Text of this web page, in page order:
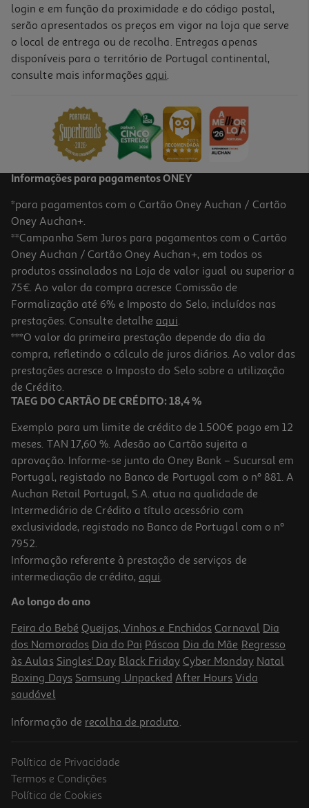
Ração Cão Medium Puppy Advance :frango/ Arroz 12 Kg
59,99 €
Ração Para Cão Médio Senior Advance Com Frango E Arroz 3kg
8.33 €/Kg
24,99 €
Ração Cão Mini Pro Plan Grain Free Peru Digestão Sensível 2.5kg
9.96 €/Kg
24,90 €
login e em função da proximidade e do código postal,
serão apresentados os preços em vigor na loja que serve
o local de entrega ou de recolha. Entregas apenas
disponíveis para o território de Portugal continental,
consulte mais informações aqui.
Informações para pagamentos ONEY
*para pagamentos com o Cartão Oney Auchan / Cartão
Oney Auchan+.
**Campanha Sem Juros para pagamentos com o Cartão
Oney Auchan / Cartão Oney Auchan+, em todos os
produtos assinalados na Loja de valor igual ou superior a
75€. Ao valor da compra acresce Comissão de
Formalização até 6% e Imposto do Selo, incluídos nas
prestações. Consulte detalhe aqui.
***O valor da primeira prestação depende do dia da
compra, refletindo o cálculo de juros diários. Ao valor das
prestações acresce o Imposto do Selo sobre a utilização
de Crédito.
TAEG DO CARTÃO DE CRÉDITO: 18,4 %
Exemplo para um limite de crédito de 1.500€ pago em 12
meses. TAN 17,60 %. Adesão ao Cartão sujeita a
aprovação. Informe-se junto do Oney Bank – Sucursal em
Portugal, registado no Banco de Portugal com o nº 881. A
Auchan Retail Portugal, S.A. atua na qualidade de
Intermediário de Crédito a título acessório com
exclusividade, registado no Banco de Portugal com o nº
7952.
Informação referente à prestação de serviços de
intermediação de crédito, aqui.
Ao longo do ano
Feira do Bebé Queijos, Vinhos e Enchidos Carnaval Dia
dos Namorados Dia do Pai Páscoa Dia da Mãe Regresso
às Aulas Singles' Day Black Friday Cyber Monday Natal
Boxing Days Samsung Unpacked After Hours Vida
saudável
Informação de recolha de produto.
Política de Privacidade
Termos e Condições
Política de Cookies